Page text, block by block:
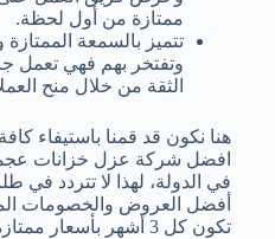
ممتازة من أول لحظة.
تتميز بالسمعة
وتفتخر بهم فهي تعمل
الثقة من خلال منح
هنا نكون قد قمنا باستيفاء
افضل شركة عزل خزانات
في الدولة، لهذا لا تتردد
أفضل العروض والخصومات
تكون كل 3 أشهر بأسعار ممتازة ومرضية للجميع.